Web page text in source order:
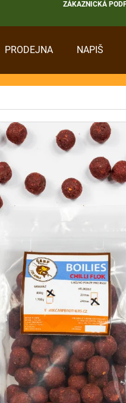
ZÁKAZNICKÁ
PRODEJNA NAPIŠ
HLEDAT
FOX CARP SUB
202 Kč
Původně: 225 Kč